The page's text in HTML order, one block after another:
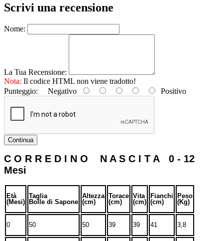
Scrivi una recensione
Nome:
La Tua Recensione:
Nota: Il codice HTML non viene tradotto!
Punteggio: Negativo Positivo
Continua
C O R R E D I N O N A S C I T A 0 - 12
Mesi
Età
(Mesi)
Taglia
Bolle di Sapone
Altezza
(cm)
Torace
(cm)
Vita
(cm)
Fianchi
(cm)
Peso
(Kg)
0 50 50 39 39 41 3,8